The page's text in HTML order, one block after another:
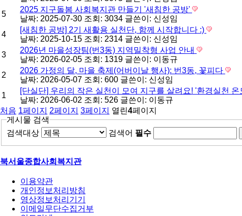
5
2025 지구돌봄 사회복지관 만들기 '새침한 공방'
날짜: 2025-07-30 조회: 3034 글쓴이: 신성임
4
[새침한 공방] 2기 새활용 실천단, 함께 시작합니다 :)
날짜: 2025-10-15 조회: 2314 글쓴이: 신성임
3
2026년 마을성장팀(번3동) 지역밀착형 사업 안내
날짜: 2026-02-05 조회: 1319 글쓴이: 이동규
2
2026 가정의 달, 마을 축제(어버이날 행사): 번3동, 꽃피다
날짜: 2026-05-07 조회: 600 글쓴이: 신성임
1
[단실단] 우리의 작은 실천이 모여 지구를 살려요! '환경실천 온
날짜: 2026-06-02 조회: 526 글쓴이: 이동규
처음 1페이지 2페이지 3페이지 열린4페이지
게시물 검색
검색대상
검색어 필수
북서울종합사회복지관
이용약관
개인정보처리방침
영상정보처리기기
이메일무단수집거부